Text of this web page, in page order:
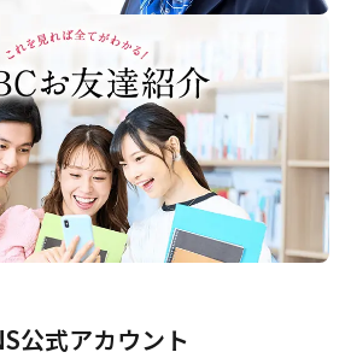
公式アカウント